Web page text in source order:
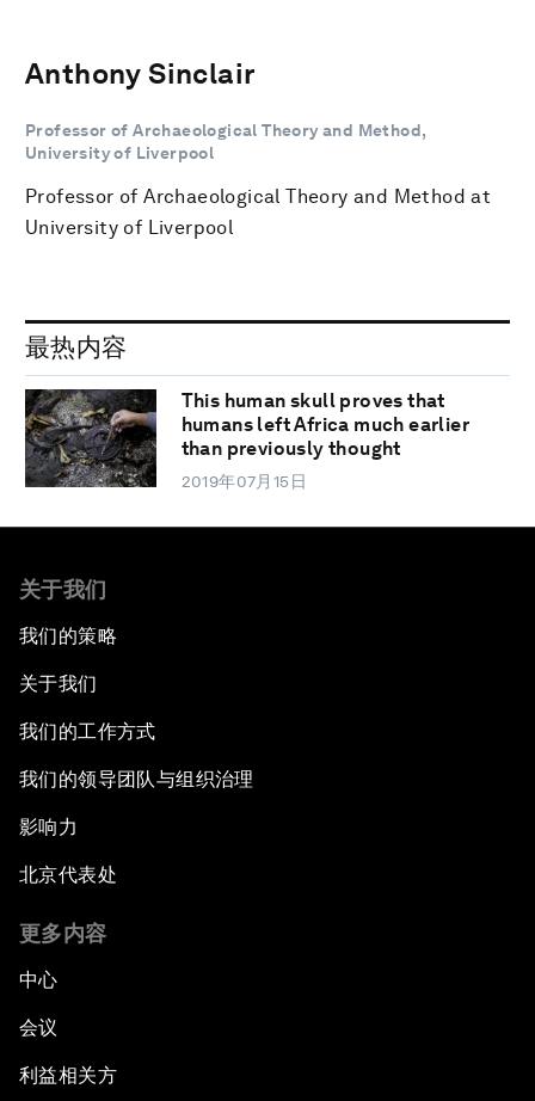
Anthony Sinclair
Professor of Archaeological Theory and Method,
University of Liverpool
Professor of Archaeological Theory and Method at
University of Liverpool
最热内容
This human skull proves that
humans left Africa much earlier
than previously thought
2019年07月15日
关于我们
我们的策略
关于我们
我们的工作方式
我们的领导团队与组织治理
影响力
北京代表处
更多内容
中心
会议
利益相关方